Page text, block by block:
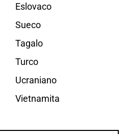
Eslovaco
Sueco
Tagalo
Turco
Ucraniano
Vietnamita